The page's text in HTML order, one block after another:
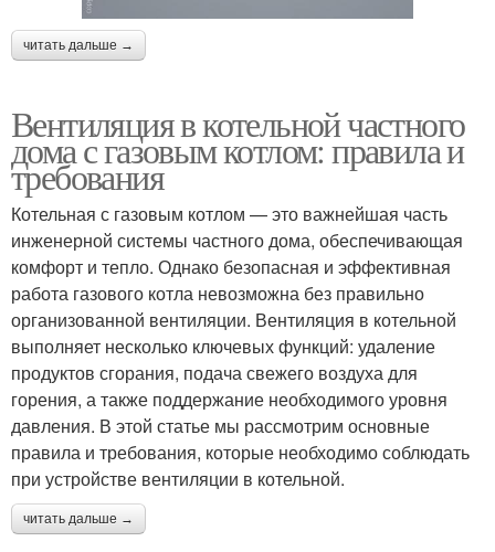
читать дальше →
Вентиляция в котельной частного
дома с газовым котлом: правила и
требования
Котельная с газовым котлом — это важнейшая часть
инженерной системы частного дома, обеспечивающая
комфорт и тепло. Однако безопасная и эффективная
работа газового котла невозможна без правильно
организованной вентиляции. Вентиляция в котельной
выполняет несколько ключевых функций: удаление
продуктов сгорания, подача свежего воздуха для
горения, а также поддержание необходимого уровня
давления. В этой статье мы рассмотрим основные
правила и требования, которые необходимо соблюдать
при устройстве вентиляции в котельной.
читать дальше →